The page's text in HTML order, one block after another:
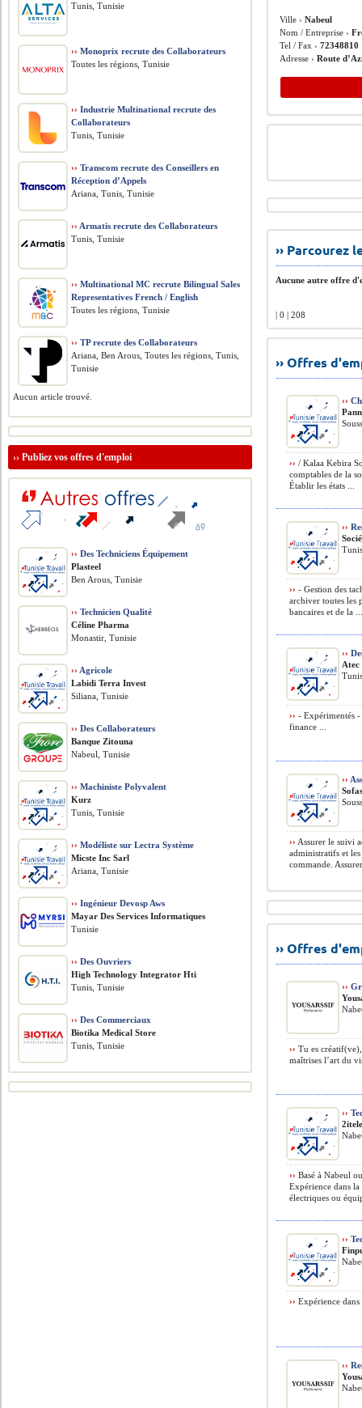
Ville ›Nabeul
Nom / Entreprise ›
Tel / Fax ›72348810
Adresse ›Route
››
Aucune autre offre
| 0 | 208
›› Offres
››
›› / Kalaa Kebira
comptables de la
Établir les états ...
››
›› - Gestion des
archiver toutes les
bancaires et de la
››
Atec
›› - Expérimentés
finance ...
››
›› Assurer le suivi
administratifs et
commande.
›› Offres
››
›› Tu es
maîtrises l’art du
››
›› Basé à Nabeul
Expérience dans
électriques ou
››
›› Expérience
››
Tunis, Tunisie
›› Monoprix recrute des Collaborateurs
Toutes les régions, Tunisie
›› Industrie Multinational recrute des
Collaborateurs
Tunis, Tunisie
›› Transcom recrute des Conseillers en
Réception d’Appels
Ariana, Tunis, Tunisie
›› Armatis recrute des Collaborateurs
Tunis, Tunisie
›› Multinational MC recrute Bilingual Sales
Representatives French / English
Toutes les régions, Tunisie
›› TP recrute des Collaborateurs
Ariana, Ben Arous, Toutes les régions, Tunis,
Tunisie
Aucun article trouvé.
››Publiez vos offres d'emploi
›› Des Techniciens Équipement
Plasteel
Ben Arous, Tunisie
›› Technicien Qualité
Céline Pharma
Monastir, Tunisie
›› Agricole
Labidi Terra Invest
Siliana, Tunisie
›› Des Collaborateurs
Banque Zitouna
Nabeul, Tunisie
›› Machiniste Polyvalent
Kurz
Tunis, Tunisie
›› Modéliste sur Lectra Système
Micste Inc Sarl
Ariana, Tunisie
›› Ingénieur Devosp Aws
Mayar Des Services Informatiques
Tunisie
›› Des Ouvriers
High Technology Integrator Hti
Tunis, Tunisie
›› Des Commerciaux
Biotika Medical Store
Tunis, Tunisie